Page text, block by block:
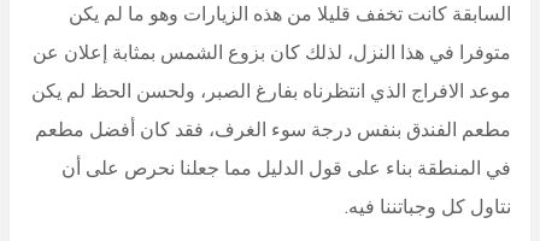
السابقة كانت تخفف قليلا من هذه الزيارات وهو ما لم يكن
متوفرا في هذا النزل، لذلك كان بزوع الشمس بمثابة إعلان عن
موعد الافراج الذي انتظرناه بفارغ الصبر، ولحسن الحظ لم يكن
مطعم الفندق بنفس درجة سوء الغرف، فقد كان أفضل مطعم
في المنطقة بناء على قول الدليل مما جعلنا نحرص على أن
نتاول كل وجباتننا فيه.